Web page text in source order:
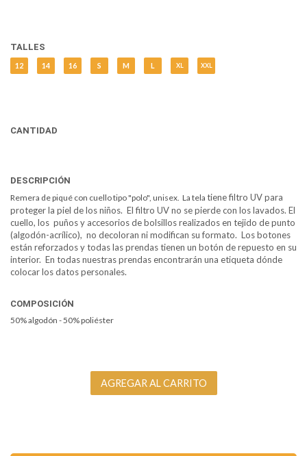
TALLES
12 14 16 S M L XL XXL
CANTIDAD
DESCRIPCIÓN
Remera de piqué con cuello tipo "polo", unisex. La tela tiene filtro UV para
proteger la piel de los niños. El filtro UV no se pierde con los lavados. El
cuello, los puños y accesorios de bolsillos realizados en tejido de punto
(algodón-acrílico), no decoloran ni modifican su formato. Los botones
están reforzados y todas las prendas tienen un botón de repuesto en su
interior. En todas nuestras prendas encontrarán una etiqueta dónde
colocar los datos personales.
COMPOSICIÓN
50% algodón - 50% poliéster